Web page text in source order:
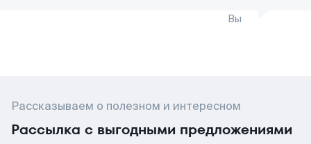
Вы
Рассказываем о полезном и интересном
Рассылка с выгодными предложениями